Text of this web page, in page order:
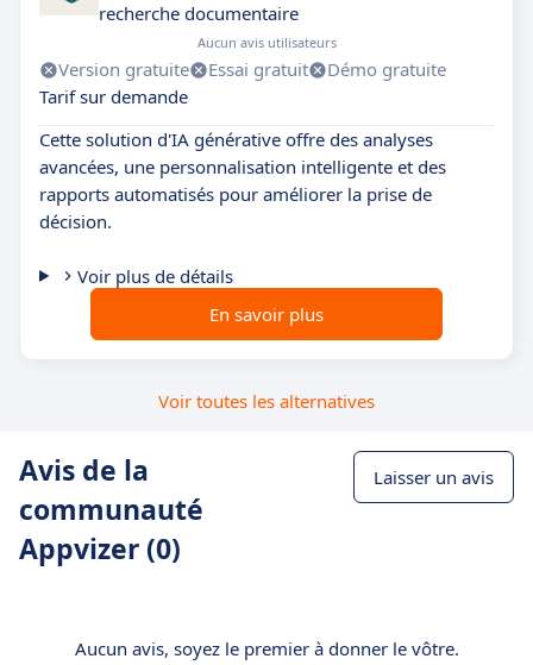
recherche documentaire
Aucun avis utilisateurs
Version gratuite Essai gratuit
Démo gratuite
Tarif sur demande
Cette solution d'IA générative offre des analyses
avancées, une personnalisation intelligente et des
rapports automatisés pour améliorer la prise de
décision.
Voir plus de détails
En savoir plus
Voir toutes les alternatives
Avis de la
communauté
Appvizer (0)
Laisser un avis
Aucun avis, soyez le premier à donner le vôtre.